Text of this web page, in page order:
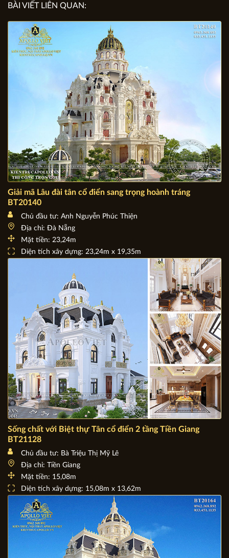
BÀI VIẾT LIÊN QUAN:
Giải mã Lâu đài tân cổ điển sang trọng hoành tráng
BT20140
Chủ đầu tư: Anh Nguyễn Phúc Thiện
Địa chỉ: Đà Nẵng
Mặt tiền: 23,24m
Diện tích xây dựng: 23,24m x 19,35m
Sống chất với Biệt thự Tân cổ điển 2 tầng Tiền Giang
BT21128
Chủ đầu tư: Bà Triệu Thị Mỹ Lê
Địa chỉ: Tiền Giang
Mặt tiền: 15,08m
Diện tích xây dựng: 15,08m x 13,62m